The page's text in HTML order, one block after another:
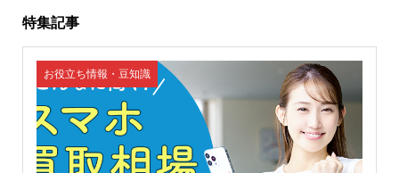
特集記事
お役立ち情報・豆知識